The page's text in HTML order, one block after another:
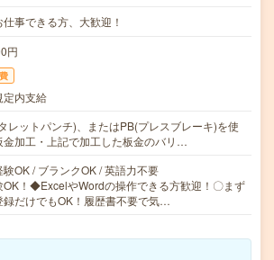
事できる方、大歓迎！
円
定内支給
レットパンチ)、またはPB(プレスブレーキ)を使
金加工・上記で加工した板金のバリ…
OK / ブランクOK / 英語力不要
！◆ExcelやWordの操作できる方歓迎！〇まず
録だけでもOK！履歴書不要で気…